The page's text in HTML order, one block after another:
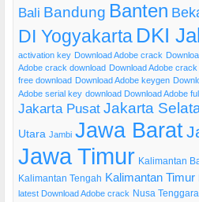
Bali Bandung Banten
DI Yogyakarta DKI
activation key Download Adobe crack
Adobe crack download Download Adobe
free download Download Adobe keygen
Adobe serial key download Download Adobe
Jakarta Pusat Jakarta
Utara Jambi Jawa Barat
Jawa Timur Kalimantan
Kalimantan Tengah Kalimantan Timur
latest Download Adobe crack Nusa